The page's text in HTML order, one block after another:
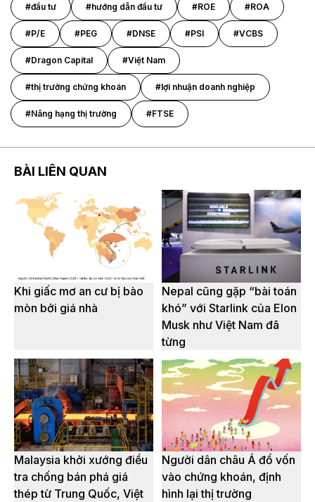
#đầu tư #hướng dẫn đầu tư #ROE #ROA
#P/E #PEG #DNSE #PSI #VCBS
#Dragon Capital #Việt Nam
#thị trường chứng khoán #lợi nhuận doanh nghiệp
#Nâng hạng thị trường #FTSE
BÀI LIÊN QUAN
Khi giấc mơ an cư bị bào
mòn bởi giá nhà
Nepal cũng gặp “bài toán
khó” với Starlink của Elon
Musk như Việt Nam đã
từng
Malaysia khởi xướng điều
tra chống bán phá giá
thép từ Trung Quốc, Việt
Người dân châu Á đổ vốn
vào chứng khoán, định
hình lại thị trường